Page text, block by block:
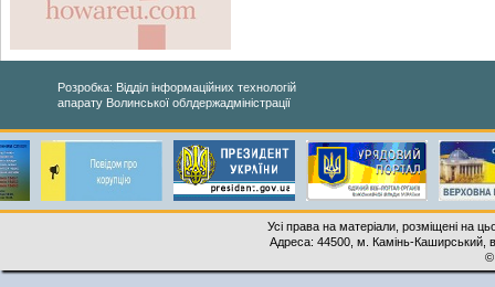
Розробка: Відділ інформаційних технологій
апарату Волинської облдержадміністрації
Усі права на матеріали, розміщені на
Адреса: 44500, м. Камінь-Каширський,
©